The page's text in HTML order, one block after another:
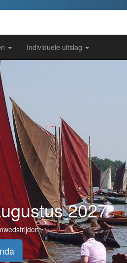
Individuele uitslag
2027